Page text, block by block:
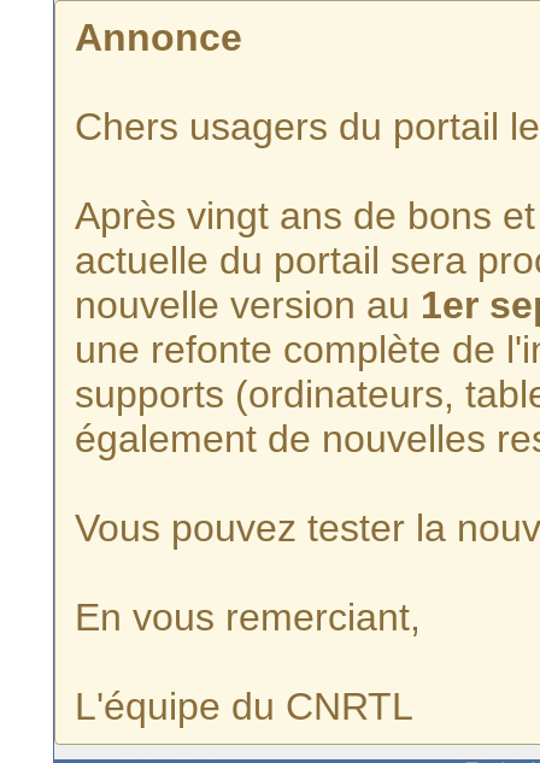
Annonce
Chers usagers du portail
Après vingt ans de bons
actuelle du portail sera
nouvelle version au 1er
une refonte complète de
supports (ordinateurs,
également de nouvelles
Vous pouvez tester la
En vous remerciant,
L'équipe du CNRTL